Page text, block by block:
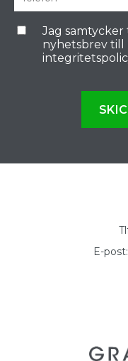
Jag
nyhetsbrev till
E-post: